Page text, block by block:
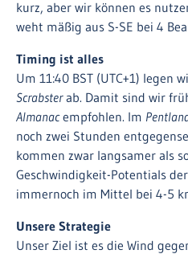
kurz, aber wir können es
weht mäßig aus S-SE bei 4
Timing ist alles
Um 11:40 BST (UTC+1) legen
Scrabsterab. Damit sind wir
Almanacempfohlen. Im
noch zwei Stunden
kommen zwar langsamer als
Geschwindigkeit-Potentials der
immernoch im Mittel bei 4-5
Unsere Strategie
Unser Ziel ist es die Wind